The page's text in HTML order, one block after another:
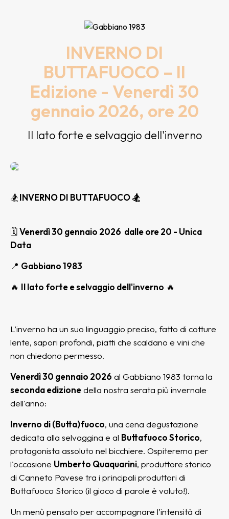
INVERNO DI
BUTTAFUOCO – II
Edizione - Venerdì 30
gennaio 2026, ore 20
Il lato forte e selvaggio dell'inverno
🏂INVERNO DI BUTTAFUOCO 🏂
🗓Venerdì 30 gennaio 2026 dalle ore 20 - Unica
Data
📍 Gabbiano 1983
🔥 Il lato forte e selvaggio dell'inverno 🔥
L’inverno ha un suo linguaggio preciso, fatto di cotture
lente, sapori profondi, piatti che scaldano e vini che
non chiedono permesso.
Venerdì 30 gennaio 2026 al Gabbiano 1983 torna la
seconda edizionedella nostra serata più invernale
dell'anno:
Inverno di (Butta)fuoco, una cena degustazione
dedicata alla selvaggina e al Buttafuoco Storico,
protagonista assoluto nel bicchiere. Ospiteremo per
l'occasione Umberto Quaquarini, produttore storico
di Canneto Pavese tra i principali produttori di
Buttafuoco Storico (il gioco di parole è voluto!).
Un menù pensato per accompagnare l’intensità di